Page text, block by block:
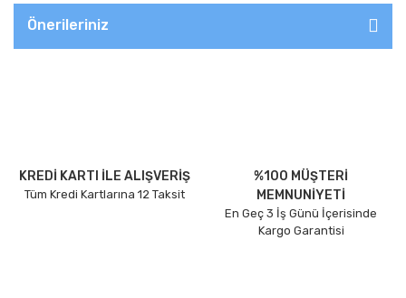
Önerileriniz
KREDİ KARTI İLE ALIŞVERİŞ
Tüm Kredi Kartlarına 12 Taksit
%100 MÜŞTERİ
MEMNUNİYETİ
En Geç 3 İş Günü İçerisinde
Kargo Garantisi